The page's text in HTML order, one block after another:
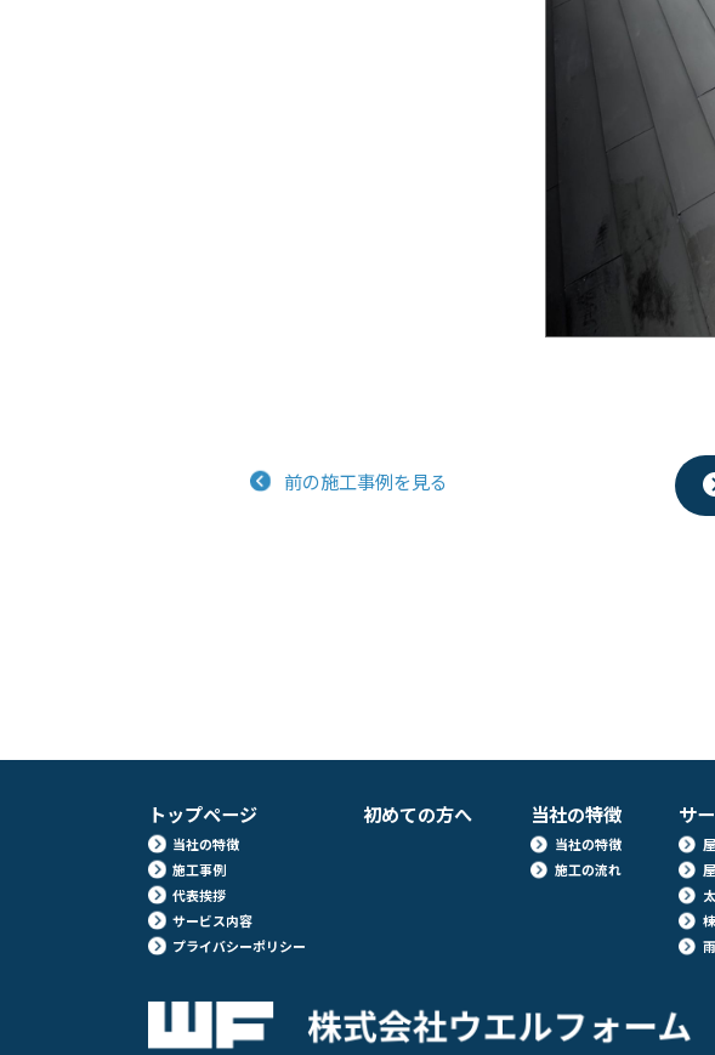
投 前の施工事例を見る
トップページ
当社の特徴
施工事例
代表挨拶
サービス内容
プライバシーポリシー
初めての方へ 当社の特徴
当社の特徴
施工の流れ
サ